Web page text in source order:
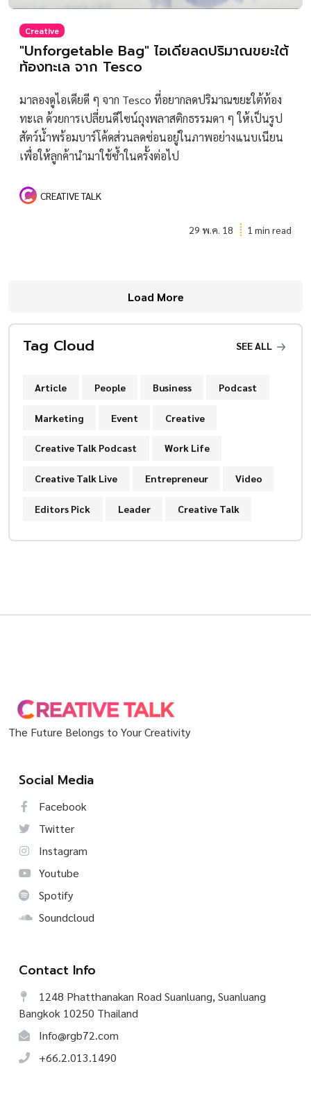
Creative
"Unforgetable Bag" ไอเดียลดปริมาณขยะใต้
ท้องทะเล จาก Tesco
มาลองดูไอเดียดี ๆ จาก Tesco ที่อยากลดปริมาณขยะใต้ท้อง
ทะเล ด้วยการเปลี่ยนดีไซน์ถุงพลาสติกธรรมดา ๆ ให้เป็นรูป
สัตว์น้ำพร้อมบาร์โค้ดส่วนลดซ่อนอยู่ในภาพอย่างแนบเนียน
เพื่อให้ลูกค้านำมาใช้ซ้ำในครั้งต่อไป
CREATIVE TALK
29 พ.ค. 18 1 min read
Load More
Tag Cloud SEE ALL
Article People Business Podcast
Marketing Event Creative
Creative Talk Podcast Work Life
Creative Talk Live Entrepreneur Video
Editors Pick Leader Creative Talk
The Future Belongs to Your Creativity
Social Media
Facebook
Twitter
Instagram
Youtube
Spotify
Soundcloud
Contact Info
1248 Phatthanakan Road Suanluang, Suanluang
Bangkok 10250 Thailand
Info@rgb72.com
+66.2.013.1490